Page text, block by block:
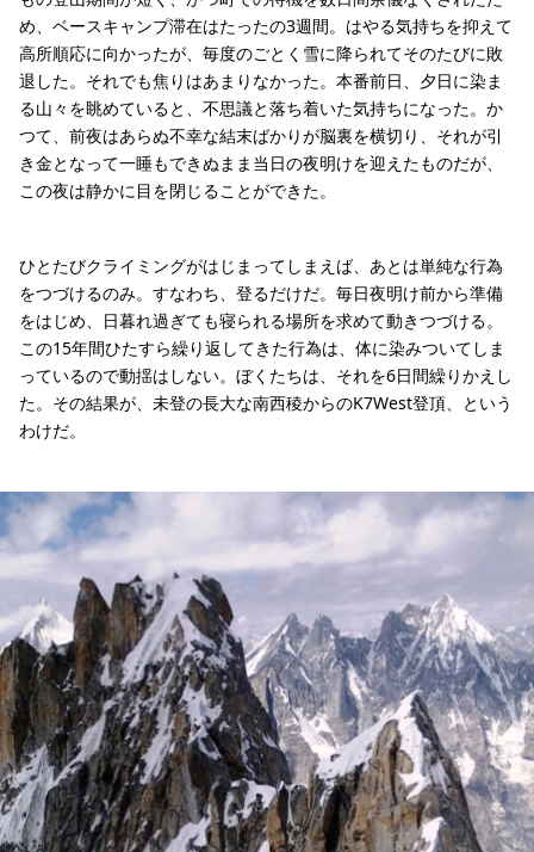
め、ベースキャンプ滞在はたったの3週間。はやる気持ちを抑えて
高所順応に向かったが、毎度のごとく雪に降られてそのたびに敗
退した。それでも焦りはあまりなかった。本番前日、夕日に染ま
る山々を眺めていると、不思議と落ち着いた気持ちになった。か
つて、前夜はあらぬ不幸な結末ばかりが脳裏を横切り、それが引
き金となって一睡もできぬまま当日の夜明けを迎えたものだが、
この夜は静かに目を閉じることができた。
ひとたびクライミングがはじまってしまえば、あとは単純な行為
をつづけるのみ。すなわち、登るだけだ。毎日夜明け前から準備
をはじめ、日暮れ過ぎても寝られる場所を求めて動きつづける。
この15年間ひたすら繰り返してきた行為は、体に染みついてしま
っているので動揺はしない。ぼくたちは、それを6日間繰りかえし
た。その結果が、未登の長大な南西稜からのK7West登頂、という
わけだ。